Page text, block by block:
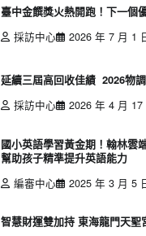
臺中金饌獎火熱開跑！下一個
採訪中心
2026 年 7 月 1
延續三屆高回收佳績 2026物
採訪中心
2026 年 4 月 17
國小英語學習黃金期！翰林雲
幫助孩子精準提升英語能力
編審中心
2025 年 3 月 5
智慧財運雙加持 東海龍門天聖